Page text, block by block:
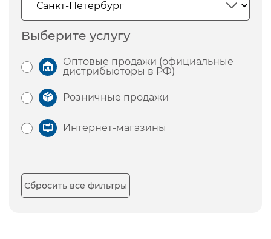
Выберите услугу
Оптовые продажи (официальные
дистрибьюторы в РФ)
Розничные продажи
Интернет-магазины
Сбросить все фильтры